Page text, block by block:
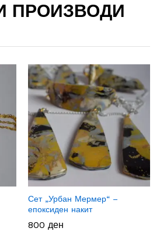
ПРОИЗВОДИ
Сет „Урбан Мермер“ –
епоксиден накит
800 ден